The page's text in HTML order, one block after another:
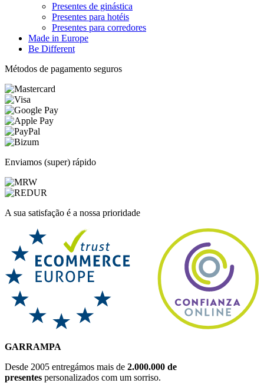
Presentes de ginástica
Presentes para hotéis
Presentes para corredores
Made in Europe
Be Different
Métodos de pagamento seguros
Enviamos (super) rápido
A sua satisfação é a nossa prioridade
GARRAMPA
Desde 2005 entregámos mais de 2.000.000 de
presentes personalizados com um sorriso.